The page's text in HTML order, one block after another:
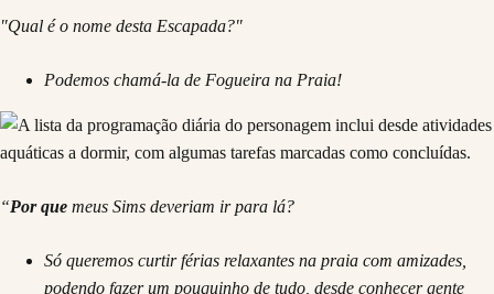
"Qual é o nome desta Escapada?"
Podemos chamá-la de Fogueira na Praia!
“Por que meus Sims deveriam ir para lá?
Só queremos curtir férias relaxantes na praia com amizades,
podendo fazer um pouquinho de tudo, desde conhecer gente